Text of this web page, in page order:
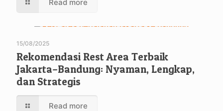
Read more
15/08/2025
Rekomendasi Rest Area Terbaik
Jakarta–Bandung: Nyaman, Lengkap,
dan Strategis
Read more